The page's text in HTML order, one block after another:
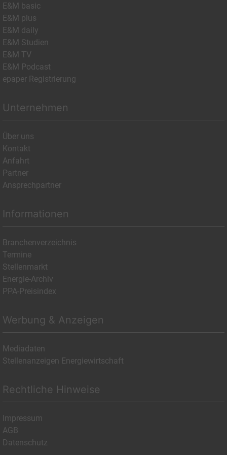
E&M basic
E&M plus
E&M daily
E&M Studien
E&M TV
E&M Podcast
epaper Registrierung
Unternehmen
Über uns
Kontakt
Anfahrt
Partner
Ansprechpartner
Informationen
Branchenverzeichnis
Termine
Stellenmarkt
Energie-Archiv
PPA-Preisindex
Werbung & Anzeigen
Mediadaten
Stellenanzeigen Energiewirtschaft
Rechtliche Hinweise
Impressum
AGB
Datenschutz